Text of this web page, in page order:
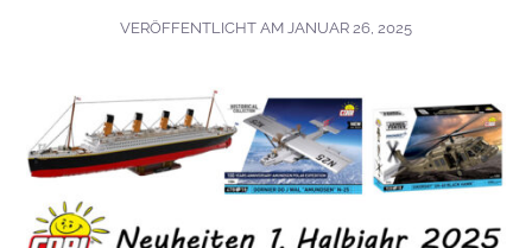
VERÖFFENTLICHT AM JANUAR 26, 2025